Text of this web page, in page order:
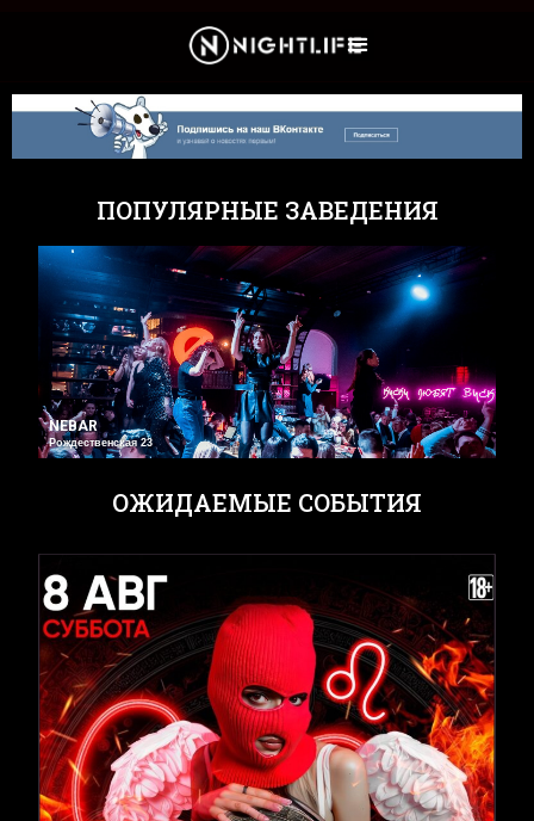
ПОПУЛЯРНЫЕ ЗАВЕДЕНИЯ
NEBAR
Рождественская 23
ОЖИДАЕМЫЕ СОБЫТИЯ